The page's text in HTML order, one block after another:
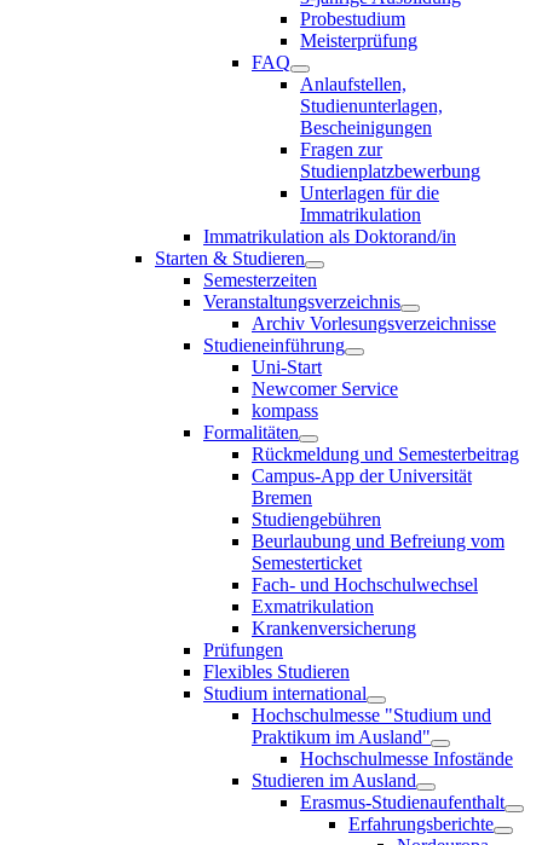
Probestudium
Meisterprüfung
FAQ
Anlaufstellen,
Studienunterlagen,
Bescheinigungen
Fragen zur
Studienplatzbewerbung
Unterlagen für die
Immatrikulation
Immatrikulation als Doktorand/in
Starten & Studieren
Semesterzeiten
Veranstaltungsverzeichnis
Archiv Vorlesungsverzeichnisse
Studieneinführung
Uni-Start
Newcomer Service
kompass
Formalitäten
Rückmeldung und Semesterbeitrag
Campus-App der Universität
Bremen
Studiengebühren
Beurlaubung und Befreiung vom
Semesterticket
Fach- und Hochschulwechsel
Exmatrikulation
Krankenversicherung
Prüfungen
Flexibles Studieren
Studium international
Hochschulmesse "Studium und
Praktikum im Ausland"
Hochschulmesse Infostände
Studieren im Ausland
Erasmus-Studienaufenthalt
Erfahrungsberichte